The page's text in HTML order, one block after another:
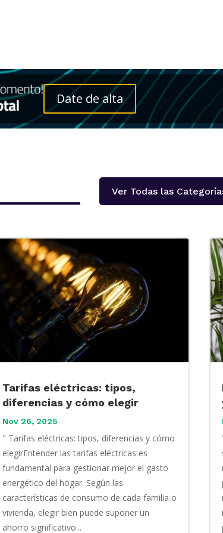
Date de alta
Ver Todas las
Tarifas eléctricas: tipos,
diferencias y cómo elegir
Nov 26, 2025
" Tarifas eléctricas: tipos, diferencias y cómo
elegirEntender las tarifas eléctricas es
fundamental para gestionar mejor el gasto
energético del hogar. Según las
características de consumo de cada familia o
vivienda, elegir bien puede suponer un
ahorro significativo...